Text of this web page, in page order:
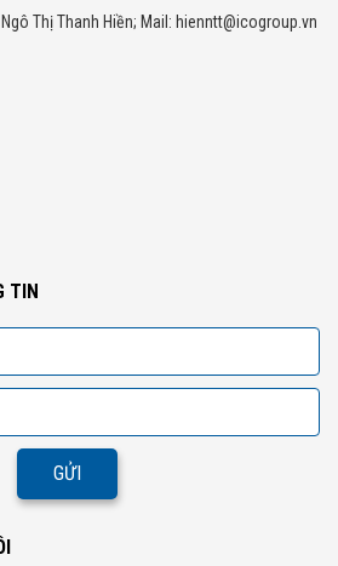
Ngô Thị Thanh Hiền; Mail: hienntt@icogroup.vn
TIN